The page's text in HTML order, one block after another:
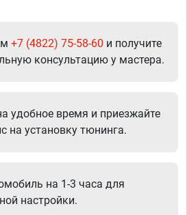
+7 (4822) 75-58-60 и получите
консультацию у мастера.
удобное время и приезжайте
на установку тюнинга.
на 1-3 часа для
настройки.